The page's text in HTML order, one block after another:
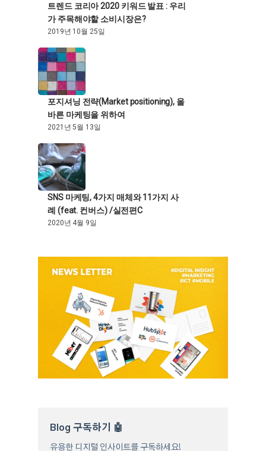
트렌드 코리아 2020 키워드 발표 : 우리
가 주목해야할 소비시장은?
2019년 10월 25일
포지셔닝 전략(Market positioning), 올
바른 마케팅을 위하여
2021년 5월 13일
SNS 마케팅, 4가지 매체와 11가지 사
례 (feat. 컨버스) /실전편C
2020년 4월 9일